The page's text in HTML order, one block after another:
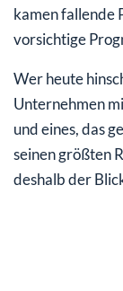
kamen fallende
vorsichtige
Wer heute
Unternehmen
und eines, das
seinen größten
deshalb der